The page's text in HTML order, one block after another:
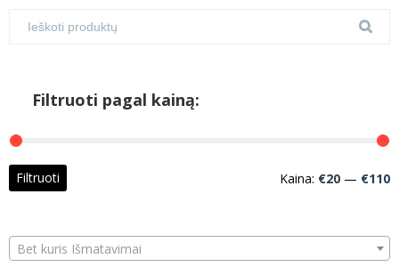
Filtruoti pagal kainą:
Filtruoti Kaina: €20 — €110
Bet kuris Išmatavimai